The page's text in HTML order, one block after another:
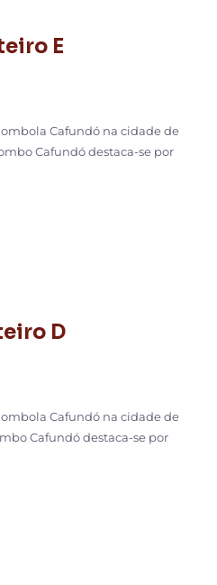
E
Cafundó na cidade de
Cafundó destaca-se por
D
Cafundó na cidade de
Cafundó destaca-se por